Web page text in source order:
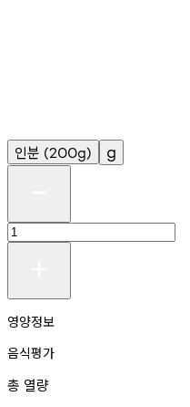
인분 (200g) g
영양정보
음식평가
총 열량